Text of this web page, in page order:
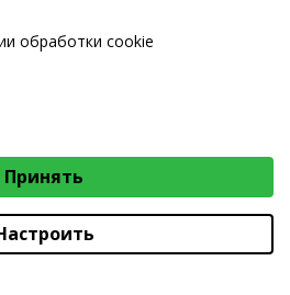
унитарное предприятие
маркетинга» - Все права защищены
предприятие «Витебский областной
обработки cookie
Принять